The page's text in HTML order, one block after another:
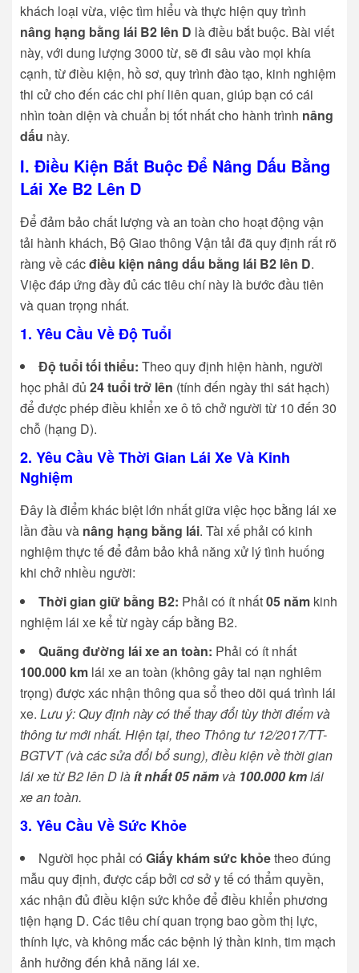
khách loại vừa, việc tìm hiểu và thực hiện quy trình
nâng hạng bằng lái B2 lên D là điều bắt buộc. Bài viết
này, với dung lượng 3000 từ, sẽ đi sâu vào mọi khía
cạnh, từ điều kiện, hồ sơ, quy trình đào tạo, kinh nghiệm
thi cử cho đến các chi phí liên quan, giúp bạn có cái
nhìn toàn diện và chuẩn bị tốt nhất cho hành trình nâng
dấu này.
I. Điều Kiện Bắt Buộc Để Nâng Dấu Bằng
Lái Xe B2 Lên D
Để đảm bảo chất lượng và an toàn cho hoạt động vận
tải hành khách, Bộ Giao thông Vận tải đã quy định rất rõ
ràng về cácđiều kiện nâng dấu bằng lái B2 lên D.
Việc đáp ứng đầy đủ các tiêu chí này là bước đầu tiên
và quan trọng nhất.
1. Yêu Cầu Về Độ Tuổi
Độ tuổi tối thiểu: Theo quy định hiện hành, người
học phải đủ 24 tuổi trở lên (tính đến ngày thi sát hạch)
để được phép điều khiển xe ô tô chở người từ 10 đến 30
chỗ (hạng D).
2. Yêu Cầu Về Thời Gian Lái Xe Và Kinh
Nghiệm
Đây là điểm khác biệt lớn nhất giữa việc học bằng lái xe
lần đầu và nâng hạng bằng lái. Tài xế phải có kinh
nghiệm thực tế để đảm bảo khả năng xử lý tình huống
khi chở nhiều người:
Thời gian giữ bằng B2: Phải có ít nhất05 năm kinh
nghiệm lái xe kể từ ngày cấp bằng B2.
Quãng đường lái xe an toàn: Phải có ít nhất
100.000 km lái xe an toàn (không gây tai nạn nghiêm
trọng) được xác nhận thông qua sổ theo dõi quá trình lái
xe. Lưu ý: Quy định này có thể thay đổi tùy thời điểm và
thông tư mới nhất. Hiện tại, theo Thông tư 12/2017/TT-
BGTVT (và các sửa đổi bổ sung), điều kiện về thời gian
lái xe từ B2 lên D làít nhất 05 năm và 100.000 kmlái
xe an toàn.
3. Yêu Cầu Về Sức Khỏe
Người học phải có Giấy khám sức khỏetheo đúng
mẫu quy định, được cấp bởi cơ sở y tế có thẩm quyền,
xác nhận đủ điều kiện sức khỏe để điều khiển phương
tiện hạng D. Các tiêu chí quan trọng bao gồm thị lực,
thính lực, và không mắc các bệnh lý thần kinh, tim mạch
ảnh hưởng đến khả năng lái xe.